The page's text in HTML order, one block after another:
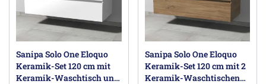
Sanipa Solo One Eloquo
Keramik-Set 120 cm mit
Keramik-Waschtisch und
Sanipa Solo One Eloquo
Keramik-Set 120 cm mit 2
Keramik-Waschtischen